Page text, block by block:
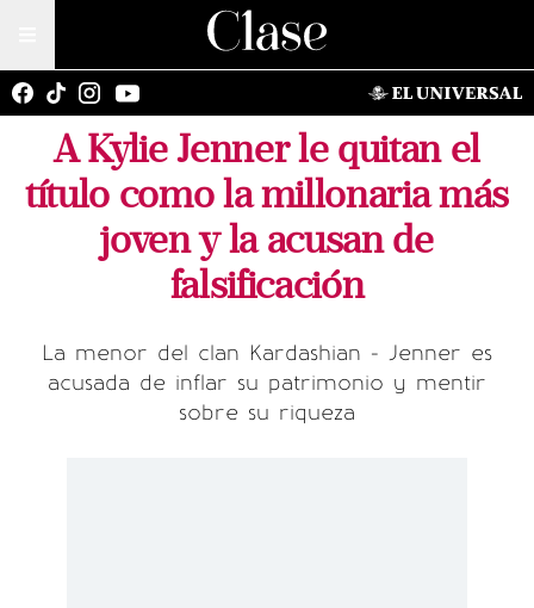
A Kylie Jenner le quitan el
título como la millonaria más
joven y la acusan de
falsificación
La menor del clan Kardashian - Jenner es
acusada de inflar su patrimonio y mentir
sobre su riqueza